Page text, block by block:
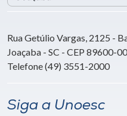
Rua Getúlio Vargas, 2125 -
Joaçaba - SC - CEP 89600-
Telefone (49) 3551-2000
Siga a Unoesc